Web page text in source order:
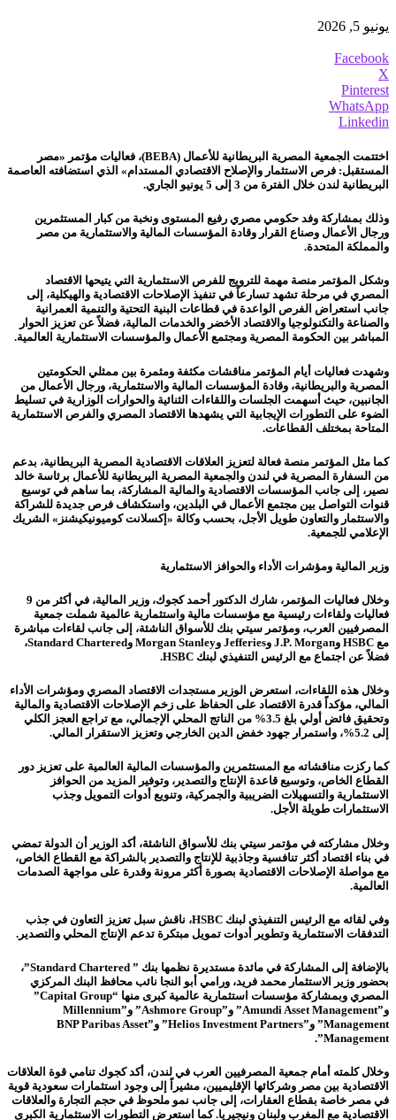
يونيو 5, 2026
Facebook
X
Pinterest
WhatsApp
Linkedin
اختتمت الجمعية المصرية البريطانية للأعمال (BEBA)، فعاليات مؤتمر «مصر
المستقبل: فرص الاستثمار والإصلاح الاقتصادي المستدام» الذي استضافته العاصمة
البريطانية لندن خلال الفترة من 3 إلى 5 يونيو الجاري.
وذلك بمشاركة وفد حكومي مصري رفيع المستوى ونخبة من كبار المستثمرين
ورجال الأعمال وصناع القرار وقادة المؤسسات المالية والاستثمارية من مصر
والمملكة المتحدة.
وشكل المؤتمر منصة مهمة للترويج للفرص الاستثمارية التي يتيحها الاقتصاد
المصري في مرحلة تشهد تسارعاً في تنفيذ الإصلاحات الاقتصادية والهيكلية، إلى
جانب استعراض الفرص الواعدة في قطاعات البنية التحتية والتنمية العمرانية
والصناعة والتكنولوجيا والاقتصاد الأخضر والخدمات المالية، فضلاً عن تعزيز الحوار
المباشر بين الحكومة المصرية ومجتمع الأعمال والمؤسسات الاستثمارية العالمية.
وشهدت فعاليات أيام المؤتمر مناقشات مكثفة ومثمرة بين ممثلي الحكومتين
المصرية والبريطانية، وقادة المؤسسات المالية والاستثمارية، ورجال الأعمال من
الجانبين، حيث أسهمت الجلسات واللقاءات الثنائية والحوارات الوزارية في تسليط
الضوء على التطورات الإيجابية التي يشهدها الاقتصاد المصري والفرص الاستثمارية
المتاحة بمختلف القطاعات.
كما مثل المؤتمر منصة فعالة لتعزيز العلاقات الاقتصادية المصرية البريطانية، بدعم
من السفارة المصرية في لندن والجمعية المصرية البريطانية للأعمال برئاسة خالد
نصير، إلى جانب المؤسسات الاقتصادية والمالية المشاركة، بما ساهم في توسيع
قنوات التواصل بين مجتمع الأعمال في البلدين، واستكشاف فرص جديدة للشراكة
والاستثمار والتعاون طويل الأجل، بحسب وكالة «إكسلانت كوميونيكيشنز» الشريك
الإعلامي للجمعية.
وزير المالية ومؤشرات الأداء والحوافز الاستثمارية
وخلال فعاليات المؤتمر، شارك الدكتور أحمد كجوك، وزير المالية، في أكثر من 9
فعاليات ولقاءات رئيسية مع مؤسسات مالية واستثمارية عالمية شملت جمعية
المصرفيين العرب، ومؤتمر سيتي بنك للأسواق الناشئة، إلى جانب لقاءات مباشرة
مع HSBC وJ.P. Morgan وJefferies وMorgan Stanley وStandard Chartered،
فضلاً عن اجتماع مع الرئيس التنفيذي لبنك HSBC.
وخلال هذه اللقاءات، استعرض الوزير مستجدات الاقتصاد المصري ومؤشرات الأداء
المالي، مؤكداً قدرة الاقتصاد على الحفاظ على زخم الإصلاحات الاقتصادية والمالية
وتحقيق فائض أولي بلغ 3.5% من الناتج المحلي الإجمالي، مع تراجع العجز الكلي
إلى 5.2%، واستمرار جهود خفض الدين الخارجي وتعزيز الاستقرار المالي.
كما ركزت مناقشاته مع المستثمرين والمؤسسات المالية العالمية على تعزيز دور
القطاع الخاص، وتوسيع قاعدة الإنتاج والتصدير، وتوفير المزيد من الحوافز
الاستثمارية والتسهيلات الضريبية والجمركية، وتنويع أدوات التمويل وجذب
الاستثمارات طويلة الأجل.
وخلال مشاركته في مؤتمر سيتي بنك للأسواق الناشئة، أكد الوزير أن الدولة تمضي
في بناء اقتصاد أكثر تنافسية وجاذبية للإنتاج والتصدير بالشراكة مع القطاع الخاص،
مع مواصلة الإصلاحات الاقتصادية بصورة أكثر مرونة وقدرة على مواجهة الصدمات
العالمية.
وفي لقائه مع الرئيس التنفيذي لبنك HSBC، ناقش سبل تعزيز التعاون في جذب
التدفقات الاستثمارية وتطوير أدوات تمويل مبتكرة تدعم الإنتاج المحلي والتصدير.
بالإضافة إلى المشاركة في مائدة مستديرة نظمها بنك ” Standard Chartered”،
بحضور وزير الاستثمار محمد فريد، ورامي أبو النجا نائب محافظ البنك المركزي
المصري وبمشاركة مؤسسات استثمارية عالمية كبرى منها “Capital Group”
و”Amundi Asset Management” و”Ashmore Group” و”Millennium
Management” و”Helios Investment Partners” و”BNP Paribas Asset
Management”.
وخلال كلمته أمام جمعية المصرفيين العرب في لندن، أكد كجوك تنامي قوة العلاقات
الاقتصادية بين مصر وشركائها الإقليميين، مشيراً إلى وجود استثمارات سعودية قوية
في مصر خاصة بقطاع العقارات، إلى جانب نمو ملحوظ في حجم التجارة والعلاقات
الاقتصادية مع المغرب ولبنان ونيجيريا. كما استعرض التطورات الاستثمارية الكبرى